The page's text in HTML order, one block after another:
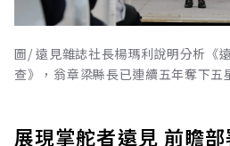
圖/ 遠見雜誌社長楊瑪利說明分析《
查》，翁章梁縣長已連續五年奪下五
展現掌舵者遠見 前瞻